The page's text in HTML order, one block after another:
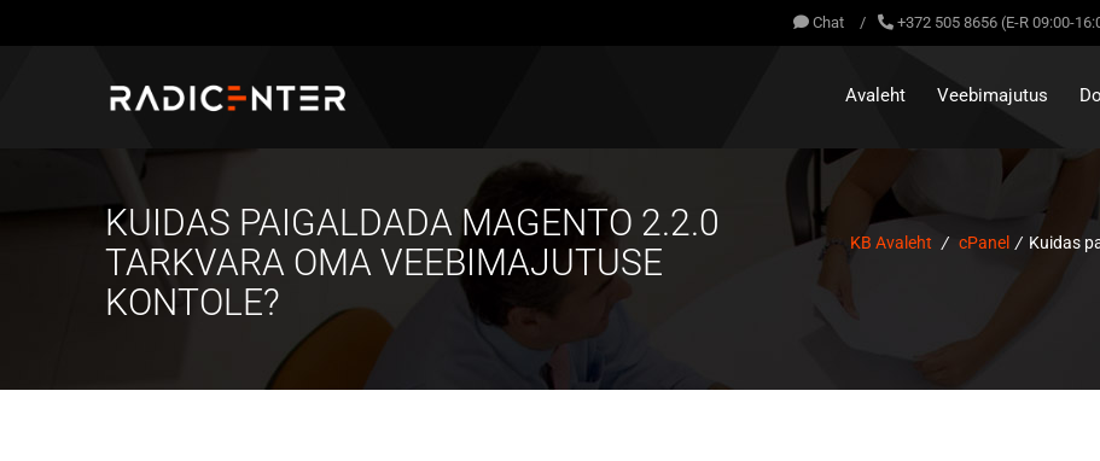
Chat / +372 505 8656 (E-R 09:00-
Avaleht Veebimajutus
KUIDAS PAIGALDADA MAGENTO 2.2.0
TARKVARA OMA VEEBIMAJUTUSE
KONTOLE?
KB Avaleht / cPanel / Kuidas